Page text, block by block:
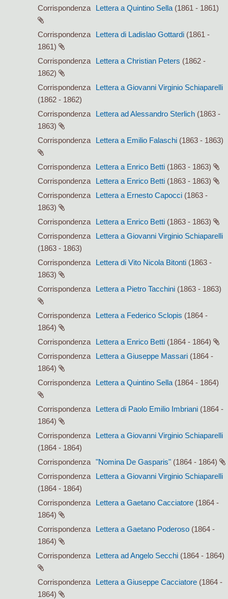
Corrispondenza
Lettera a Quintino Sella (1861 - 1861)
Corrispondenza Lettera di Ladislao Gottardi (1861 -
1861)
Corrispondenza
Lettera a Christian Peters (1862 -
1862)
Corrispondenza
Lettera a Giovanni Virginio Schiaparelli
(1862 - 1862)
Corrispondenza
Lettera ad Alessandro Sterlich (1863 -
1863)
Corrispondenza
Lettera a Emilio Falaschi (1863 - 1863)
Corrispondenza Lettera a Enrico Betti (1863 - 1863)
Corrispondenza
Lettera a Enrico Betti (1863 - 1863)
Corrispondenza
Lettera a Ernesto Capocci (1863 -
1863)
Corrispondenza
Lettera a Enrico Betti (1863 - 1863)
Corrispondenza
Lettera a Giovanni Virginio Schiaparelli
(1863 - 1863)
Corrispondenza
Lettera di Vito Nicola Bitonti (1863 -
1863)
Corrispondenza
Lettera a Pietro Tacchini (1863 - 1863)
Corrispondenza Lettera a Federico Sclopis (1864 -
1864)
Corrispondenza
Lettera a Enrico Betti (1864 - 1864)
Corrispondenza
Lettera a Giuseppe Massari (1864 -
1864)
Corrispondenza
Lettera a Quintino Sella (1864 - 1864)
Corrispondenza Lettera di Paolo Emilio Imbriani (1864 -
1864)
Corrispondenza
Lettera a Giovanni Virginio Schiaparelli
(1864 - 1864)
Corrispondenza
"Nomina De Gasparis" (1864 - 1864)
Corrispondenza
Lettera a Giovanni Virginio Schiaparelli
(1864 - 1864)
Corrispondenza
Lettera a Gaetano Cacciatore (1864 -
1864)
Corrispondenza
Lettera a Gaetano Poderoso (1864 -
1864)
Corrispondenza
Lettera ad Angelo Secchi (1864 - 1864)
Corrispondenza Lettera a Giuseppe Cacciatore (1864 -
1864)